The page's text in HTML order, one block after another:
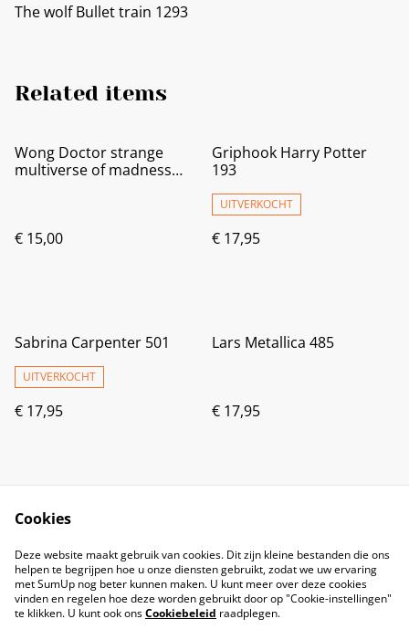
The wolf Bullet train 1293
Related items
Wong Doctor strange
multiverse of madness
€ 15,00
Griphook Harry Potter
193
UITVERKOCHT
€ 17,95
Sabrina Carpenter 501
UITVERKOCHT
€ 17,95
Lars Metallica 485
€ 17,95
Cookies
Deze website maakt gebruik van cookies. Dit zijn kleine bestanden die ons
helpen te begrijpen hoe u onze diensten gebruikt, zodat we uw ervaring
met SumUp nog beter kunnen maken. U kunt meer over deze cookies
vinden en regelen hoe deze worden gebruikt door op "Cookie-instellingen"
te klikken. U kunt ook onsCookiebeleid raadplegen.